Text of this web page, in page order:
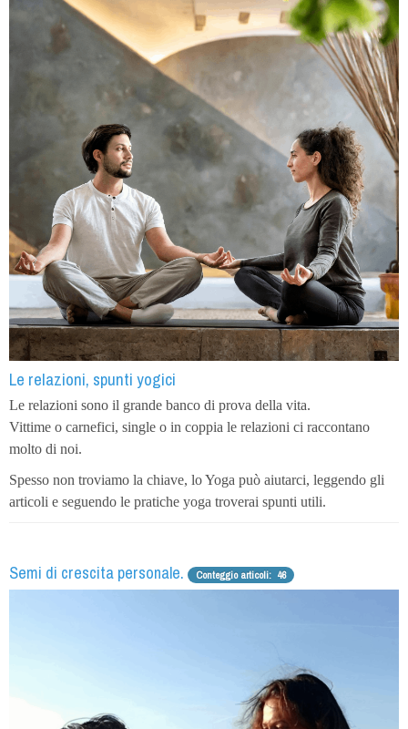
Le relazioni, spunti yogici
Le relazioni sono il grande banco di prova della vita.
Vittime o carnefici, single o in coppia le relazioni ci raccontano
molto di noi.
Spesso non troviamo la chiave, lo Yoga può aiutarci, leggendo gli
articoli e seguendo le pratiche yoga troverai spunti utili.
Semi di crescita personale. Conteggio articoli: 46